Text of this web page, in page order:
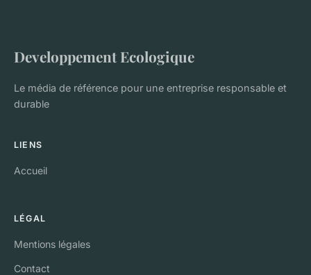
Developpement Ecologique
Le média de référence pour une entreprise responsable et
durable
LIENS
Accueil
LÉGAL
Mentions légales
Contact